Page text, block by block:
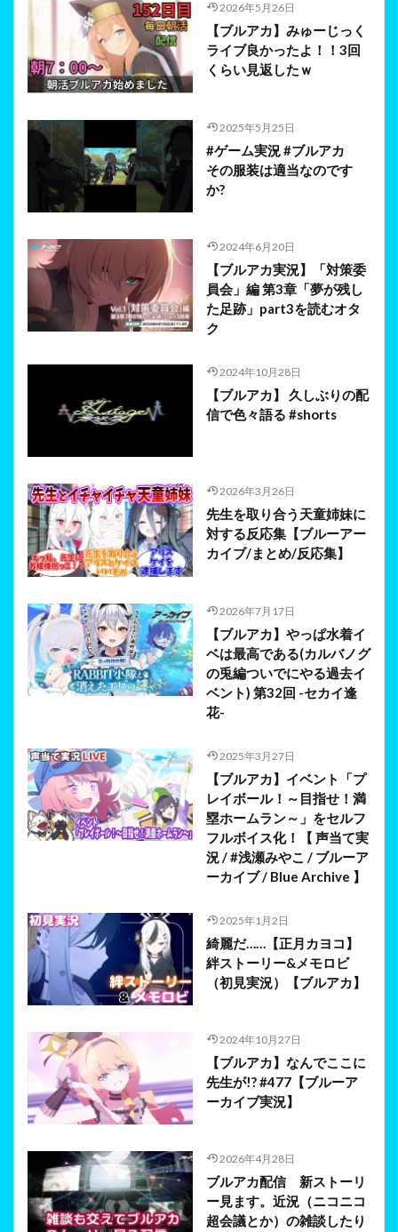
2026年5月26日
【ブルアカ】みゅーじっく
ライブ良かったよ！！3回
くらい見返したｗ
2025年5月25日
#ゲーム実況 #ブルアカ
その服装は適当なのです
か?
2024年6月20日
【ブルアカ実況】「対策委
員会」編 第3章「夢が残し
た足跡」part3を読むオタ
ク
2024年10月28日
【ブルアカ】 久しぶりの配
信で色々語る #shorts
2026年3月26日
先生を取り合う天童姉妹に
対する反応集【ブルーアー
カイブ/まとめ/反応集】
2026年7月17日
【ブルアカ】やっぱ水着イ
ベは最高である(カルバノグ
の兎編ついでにやる過去イ
ベント) 第32回 -セカイ逢
花-
2025年3月27日
【ブルアカ】イベント「プ
レイボール！～目指せ！満
塁ホームラン～」をセルフ
フルボイス化！【 声当て実
況 / #浅瀬みやこ / ブルーア
ーカイブ / Blue Archive 】
2025年1月2日
綺麗だ……【正月カヨコ】
絆ストーリー&メモロビ
（初見実況）【ブルアカ】
2024年10月27日
【ブルアカ】なんでここに
先生が!? #477【ブルーア
ーカイブ実況】
2026年4月28日
ブルアカ配信 新ストーリ
ー見ます。近況（ニコニコ
超会議とか）の雑談したり